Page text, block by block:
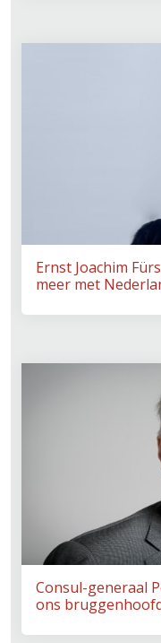
Ernst Joachim
meer met
Consul-generaal
ons